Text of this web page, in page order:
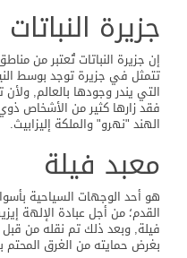
جزيرة النباتات
إن جزيرة النباتات تُعتبر من
تتمثل في جزيرة توجد بوسط
التي يندر وجودها بالعالم,
فقد زارها كثير من الأشخاص
الهند "نهرو" والملكة إليزابيث.
معبد فيلة
هو أحد الوجهات السياحية
القدم؛ من أجل عبادة الإلهة
فيلة, وبعد ذلك تم نقله من قبل
بغرض حمايته من الغرق المحتم